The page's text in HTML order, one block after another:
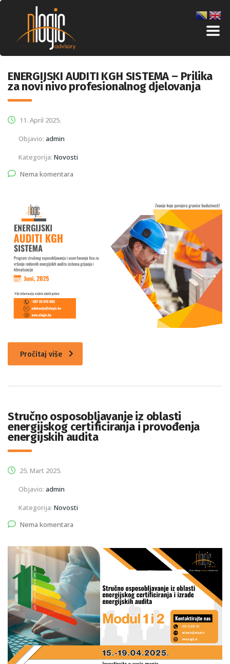
ENERGIJSKI AUDITI KGH SISTEMA – Prilika
za novi nivo profesionalnog djelovanja
11. April 2025.
Objavio: admin
Kategorija: Novosti
Nema komentara
Pročitaj više
Stručno osposobljavanje iz oblasti
energijskog certificiranja i provođenja
energijskih audita
25. Mart 2025.
Objavio: admin
Kategorija: Novosti
Nema komentara